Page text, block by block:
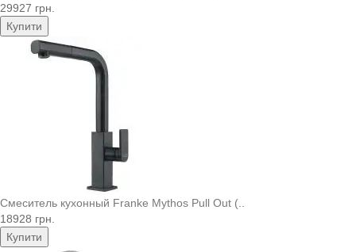
29927 грн.
Купити
Смеситель кухонный Franke Mythos Pull Out (..
18928 грн.
Купити